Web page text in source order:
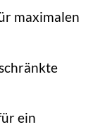
maximalen
ein